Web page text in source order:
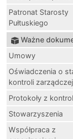
Patronat Starosty
Pułtuskiego
Ważne
Umowy
Oświadczenia o
kontroli zarządczej
Protokoły z
Stowarzyszenia
Współpraca z